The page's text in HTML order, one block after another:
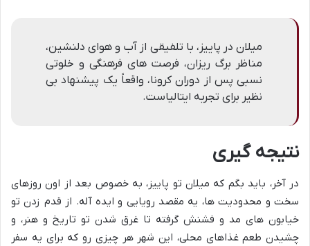
میلان در پاییز، با تلفیقی از آب و هوای دلنشین،
مناظر برگ ریزان، فرصت های فرهنگی و خلوتی
نسبی پس از دوران کرونا، واقعاً یک پیشنهاد بی
نظیر برای تجربه ایتالیاست.
نتیجه گیری
در آخر، باید بگم که میلان تو پاییز، به خصوص بعد از اون روزهای
سخت و محدودیت ها، یه مقصد رویایی و ایده آله. از قدم زدن تو
خیابون های مد و فشنش گرفته تا غرق شدن تو تاریخ و هنر، و
چشیدن طعم غذاهای محلی، این شهر هر چیزی رو که برای یه سفر